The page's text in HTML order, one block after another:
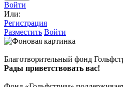
Войти
Или:
Регистрация
Разместить Войти
Благотворительный фонд
Рады приветствовать вас!